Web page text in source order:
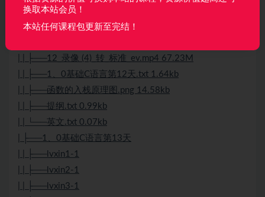
| | ├──12_录像 (1)_转_标准_ev.mp4 29.72M
| | ├──12_录像 (2)_转_标准_ev.mp4 51.22M
| | ├──12_录像 (4)_转_标准_ev.mp4 67.23M
| | ├──1、0基础C语言第12天.txt 1.64kb
| | ├──函数的入栈原理图.png 14.58kb
| | ├──提纲.txt 0.99kb
| | └──英文.txt 0.07kb
| ├──1、0基础C语言第13天
| | ├──lvxin1-1
| | ├──lvxin2-1
| | ├──lvxin3-1
换取本站会员！
本站任何课程包更新至完结！